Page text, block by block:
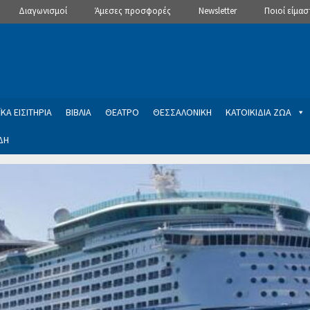
Διαγωνισμοί Άμεσες προσφορές Newsletter Ποιοί
ΕΙΣΙΤΗΡΙΑ ΒΙΒΛΙΑ ΘΕΑΤΡΟ ΘΕΣΣΑΛΟΝΙΚΗ ΚΑΤΟΙΚΙΔΙΑ ΖΩΑ
Newsletter
εγγραφής στο Newsletter του Dealistas.grΕπικοινωνία